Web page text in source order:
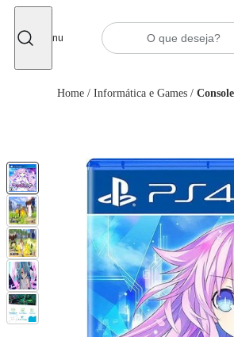
Menu
Home / Informática e Games /